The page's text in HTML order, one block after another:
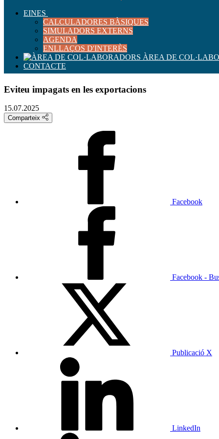
EINES
CALCULADORES BÀSIQUES
SIMULADORS EXTERNS
AGENDA
ENLLAÇOS D'INTERÈS
ÀREA DE
CONTACTE
Eviteu impagats en les exportacions
15.07.2025
Comparteix
Facebook
Facebook -
Publicació X
LinkedIn